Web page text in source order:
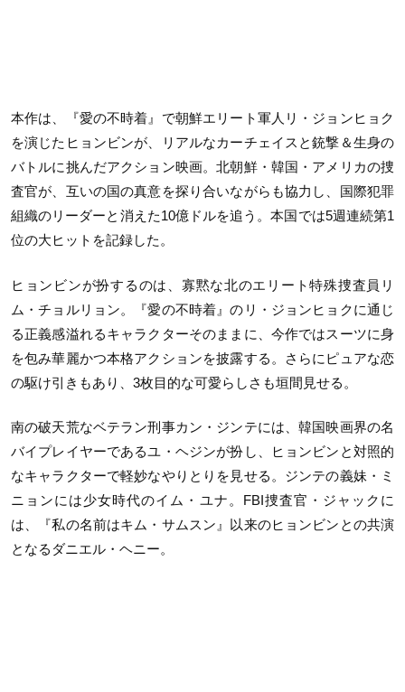
本作は、『愛の不時着』で朝鮮エリート軍人リ・ジョンヒョク
を演じたヒョンビンが、リアルなカーチェイスと銃撃＆生身の
バトルに挑んだアクション映画。北朝鮮・韓国・アメリカの捜
査官が、互いの国の真意を探り合いながらも協力し、国際犯罪
組織のリーダーと消えた10億ドルを追う。本国では5週連続第1
位の大ヒットを記録した。
ヒョンビンが扮するのは、寡黙な北のエリート特殊捜査員リ
ム・チョルリョン。『愛の不時着』のリ・ジョンヒョクに通じ
る正義感溢れるキャラクターそのままに、今作ではスーツに身
を包み華麗かつ本格アクションを披露する。さらにピュアな恋
の駆け引きもあり、3枚目的な可愛らしさも垣間見せる。
南の破天荒なベテラン刑事カン・ジンテには、韓国映画界の名
バイプレイヤーであるユ・ヘジンが扮し、ヒョンビンと対照的
なキャラクターで軽妙なやりとりを見せる。ジンテの義妹・ミ
ニョンには少女時代のイム・ユナ。FBI捜査官・ジャックに
は、『私の名前はキム・サムスン』以来のヒョンビンとの共演
となるダニエル・ヘニー。